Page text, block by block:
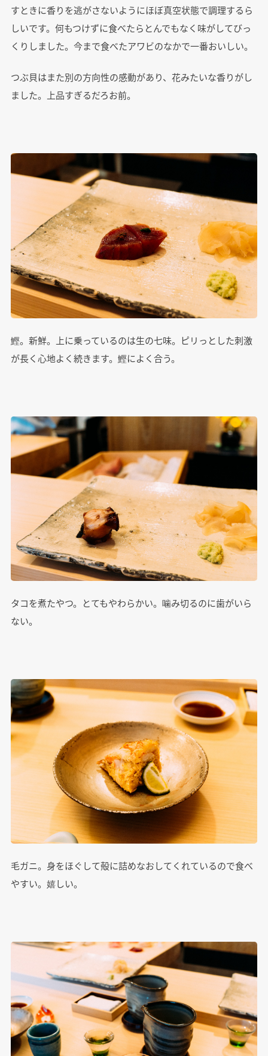
すときに香りを逃がさないようにほぼ真空状態で調理するら
しいです。何もつけずに食べたらとんでもなく味がしてびっ
くりしました。今まで食べたアワビのなかで一番おいしい。
つぶ貝はまた別の方向性の感動があり、花みたいな香りがし
ました。上品すぎるだろお前。
鰹。新鮮。上に乗っているのは生の七味。ピリっとした刺激
が長く心地よく続きます。鰹によく合う。
タコを煮たやつ。とてもやわらかい。噛み切るのに歯がいら
ない。
毛ガニ。身をほぐして殻に詰めなおしてくれているので食べ
やすい。嬉しい。